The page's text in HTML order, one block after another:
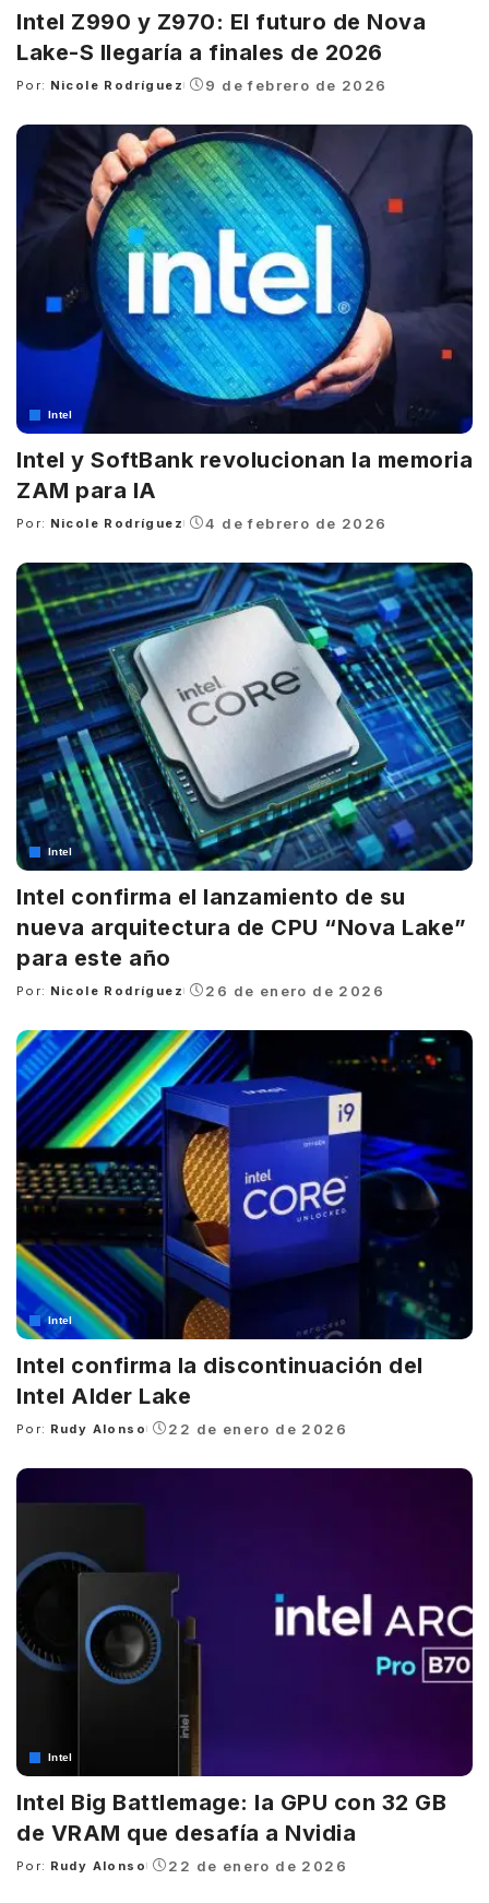
Intel Z990 y Z970: El futuro de Nova
Lake-S llegaría a finales de 2026
Posted
Por: Nicole Rodríguez 9 de febrero de 2026
Intel
Intel y SoftBank revolucionan la memoria
ZAM para IA
Posted
Por: Nicole Rodríguez 4 de febrero de 2026
Intel
Intel confirma el lanzamiento de su
nueva arquitectura de CPU “Nova Lake”
para este año
Posted
Por: Nicole Rodríguez 26 de enero de 2026
Intel
Intel confirma la discontinuación del
Intel Alder Lake
Posted
Por: Rudy Alonso 22 de enero de 2026
Intel
Intel Big Battlemage: la GPU con 32 GB
de VRAM que desafía a Nvidia
Posted
Por: Rudy Alonso 22 de enero de 2026